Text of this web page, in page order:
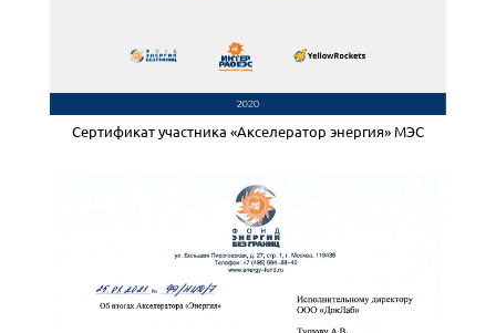
Сертификат участника «Акселератор энергия» МЭС